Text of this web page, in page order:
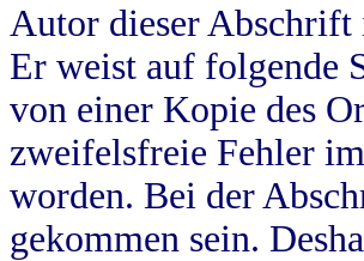
Autor dieser
Er weist auf folgende
von einer Kopie des
zweifelsfreie Fehler
worden. Bei der
gekommen sein.